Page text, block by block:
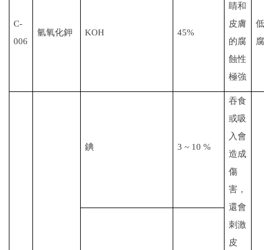
C-
006
氫氧化鉀 KOH 45%
睛和
皮膚
的腐
蝕性
極強
錪 3 ~ 10 %
吞食
或吸
入會
造成
傷
害，
還會
刺激
皮